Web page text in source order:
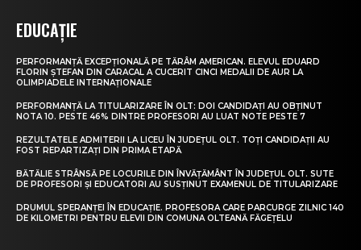
EDUCAȚIE
PERFORMANȚĂ EXCEPȚIONALĂ PE TĂRÂM AMERICAN. ELEVUL EDUARD
FLORIN ȘTEFAN DIN CARACAL A CUCERIT CINCI MEDALII DE AUR LA
OLIMPIADELE INTERNAȚIONALE
PERFORMANȚĂ LA TITULARIZARE ÎN OLT: DOI CANDIDAȚI AU OBȚINUT
NOTA 10. PESTE 46% DINTRE PROFESORI AU LUAT NOTE PESTE 7
REZULTATELE ADMITERII LA LICEU ÎN JUDEȚUL OLT. TOȚI CANDIDAȚII AU
FOST REPARTIZAȚI DIN PRIMA ETAPĂ
BĂTĂLIE STRÂNSĂ PE LOCURILE DIN ÎNVĂȚĂMÂNT ÎN JUDEȚUL OLT. SUTE
DE PROFESORI ȘI EDUCATORI AU SUSȚINUT EXAMENUL DE TITULARIZARE
DRUMUL SPERANȚEI ÎN EDUCAȚIE. PROFESORA CARE PARCURGE ZILNIC 140
DE KILOMETRI PENTRU ELEVII DIN COMUNA OLTEANĂ FĂGEȚELU